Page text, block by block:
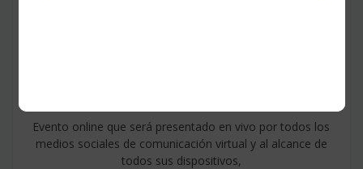
Evento online que será presentado en vivo por todos los
medios sociales de comunicación virtual y al alcance de
todos sus dispositivos,